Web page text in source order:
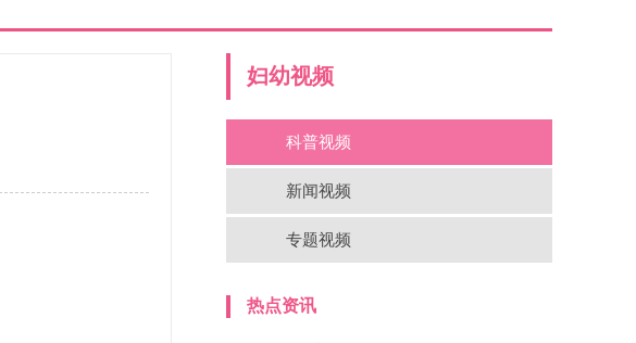
妇幼视频
科普视频
新闻视频
专题视频
热点资讯